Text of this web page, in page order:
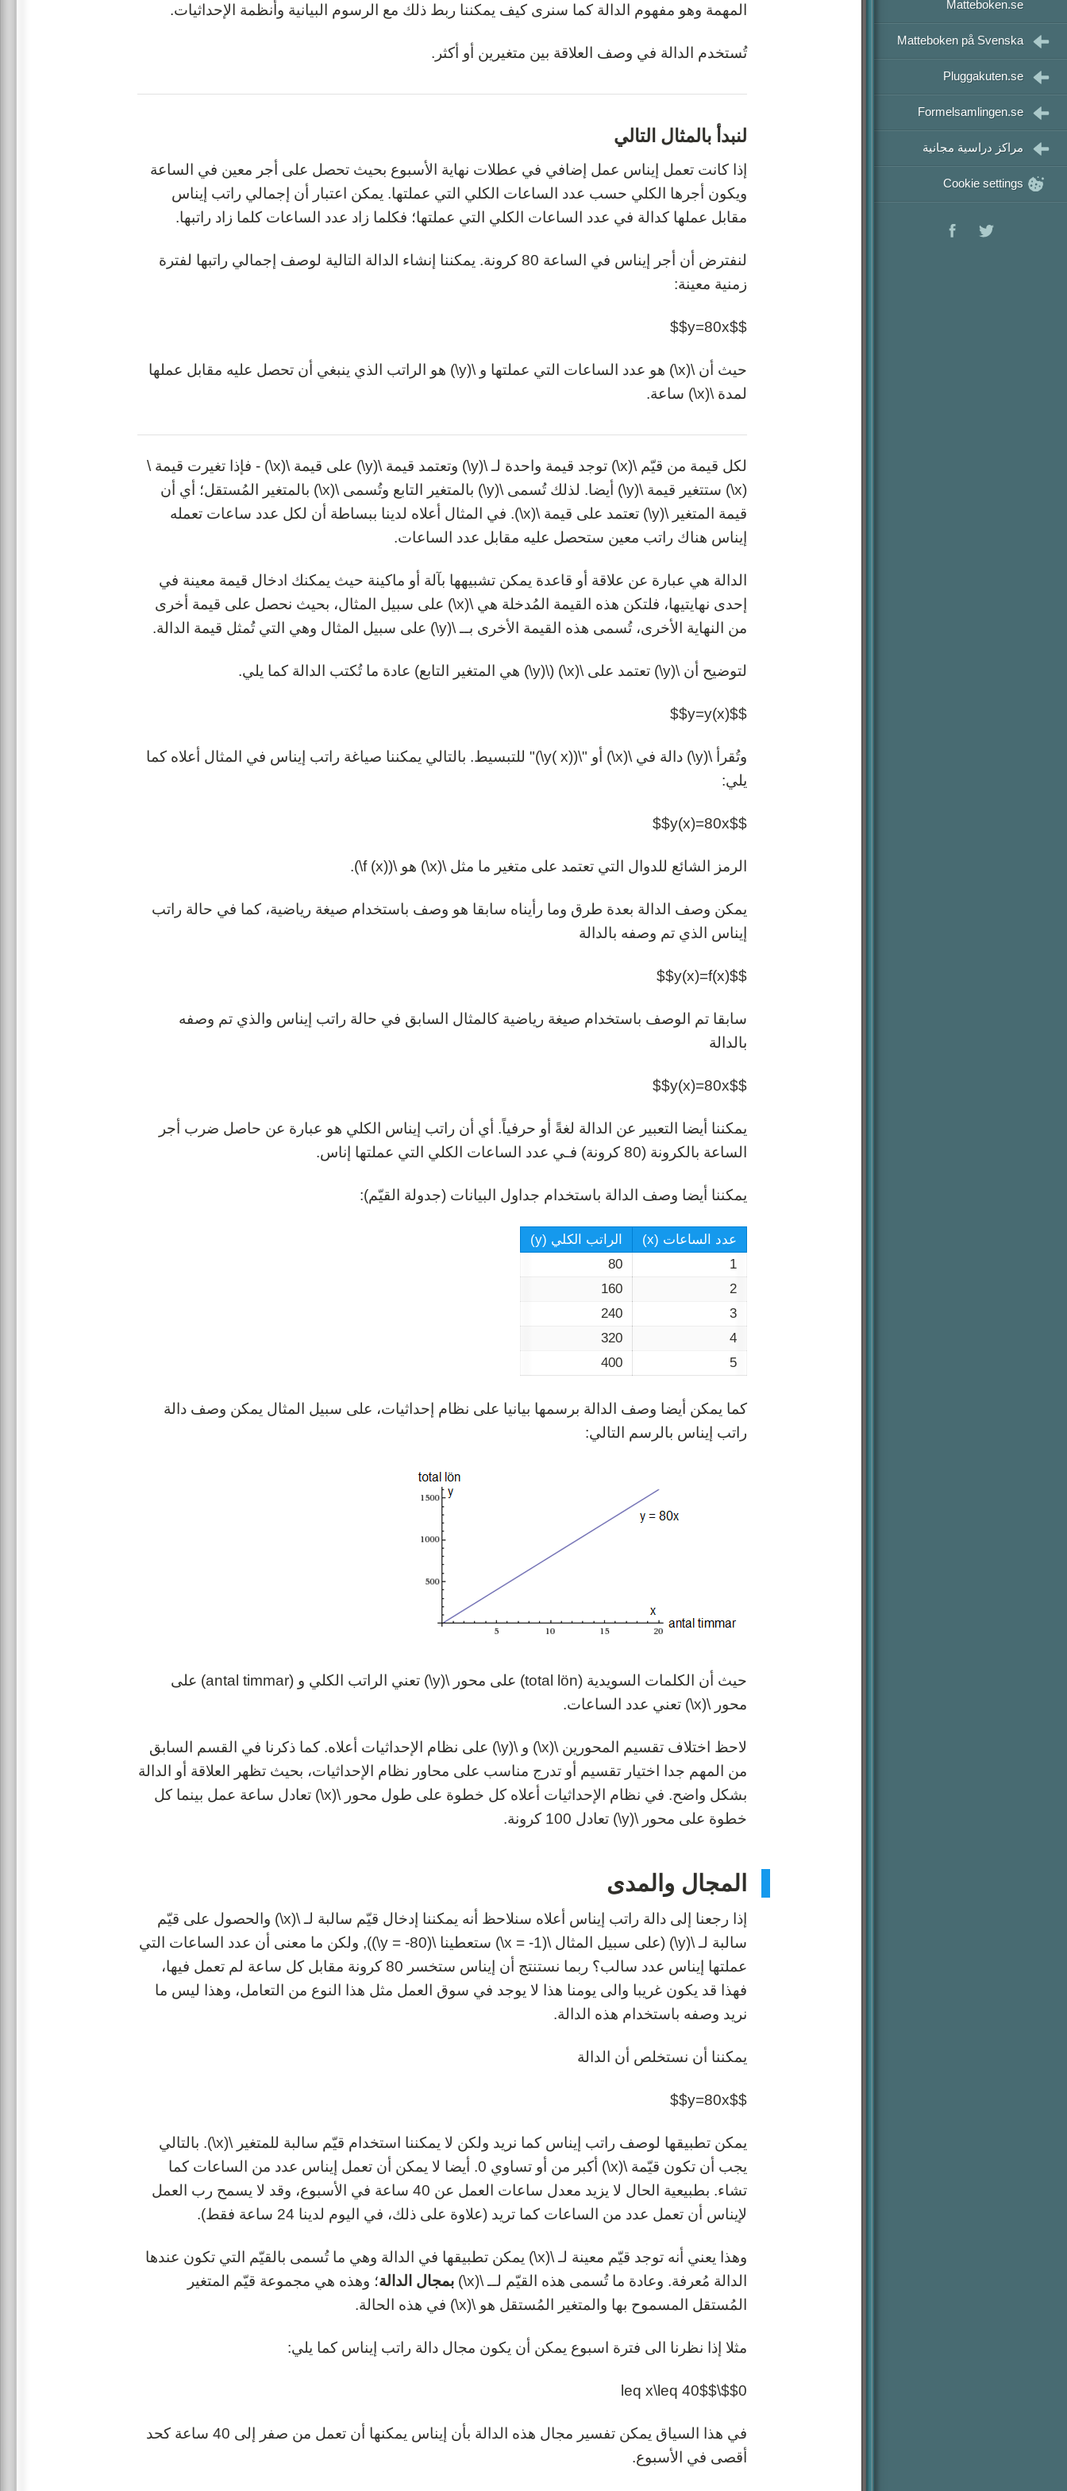
المهمة وهو مفهوم الدالة كما سنرى كيف يمكننا ربط ذلك مع الرسوم البيانية وأنظمة الإحداثيات.
تُستخدم الدالة في وصف العلاقة بين متغيرين أو أكثر.
لنبدأ بالمثال التالي
إذا كانت تعمل إيناس عمل إضافي في عطلات نهاية الأسبوع بحيث تحصل على أجر معين في الساعة
ويكون أجرها الكلي حسب عدد الساعات الكلي التي عملتها. يمكن اعتبار أن إجمالي راتب إيناس
مقابل عملها كدالة في عدد الساعات الكلي التي عملتها؛ فكلما زاد عدد الساعات كلما زاد راتبها.
لنفترض أن أجر إيناس في الساعة 80 كرونة. يمكننا إنشاء الدالة التالية لوصف إجمالي راتبها لفترة
زمنية معينة:
$$y=80x$$
حيث أن \(x\) هو عدد الساعات التي عملتها و \(y\) هو الراتب الذي ينبغي أن تحصل عليه مقابل عملها
لمدة \(x\) ساعة.
لكل قيمة من قيّم \(x\) توجد قيمة واحدة لـ \(y\) وتعتمد قيمة \(y\) على قيمة \(x\) - فإذا تغيرت قيمة \
(x\) ستتغير قيمة \(y\) أيضا. لذلك تُسمى \(y\) بالمتغير التابع وتُسمى \(x\) بالمتغير المُستقل؛ أي أن
قيمة المتغير \(y\) تعتمد على قيمة \(x\). في المثال أعلاه لدينا ببساطة أن لكل عدد ساعات تعمله
إيناس هناك راتب معين ستحصل عليه مقابل عدد الساعات.
الدالة هي عبارة عن علاقة أو قاعدة يمكن تشبيهها بآلة أو ماكينة حيث يمكنك ادخال قيمة معينة في
إحدى نهايتيها، فلتكن هذه القيمة المُدخلة هي \(x\) على سبيل المثال، بحيث نحصل على قيمة أخرى
من النهاية الأخرى، تُسمى هذه القيمة الأخرى بــ \(y\) على سبيل المثال وهي التي تُمثل قيمة الدالة.
لتوضيح أن \(y\) تعتمد على \(x\) (\(y\) هي المتغير التابع) عادة ما تُكتب الدالة كما يلي.
$$y=y(x)$$
وتُقرأ \(y\) دالة في \(x\) أو "\(y( x)\)" للتبسيط. بالتالي يمكننا صياغة راتب إيناس في المثال أعلاه كما
يلي:
$$y(x)=80x$$
الرمز الشائع للدوال التي تعتمد على متغير ما مثل \(x\) هو \(f (x)\).
يمكن وصف الدالة بعدة طرق وما رأيناه سابقا هو وصف باستخدام صيغة رياضية، كما في حالة راتب
إيناس الذي تم وصفه بالدالة
$$y(x)=f(x)$$
سابقا تم الوصف باستخدام صيغة رياضية كالمثال السابق في حالة راتب إيناس والذي تم وصفه
بالدالة
$$y(x)=80x$$
يمكننا أيضا التعبير عن الدالة لغةً أو حرفياً. أي أن راتب إيناس الكلي هو عبارة عن حاصل ضرب أجر
الساعة بالكرونة (80 كرونة) فـي عدد الساعات الكلي التي عملتها إناس.
يمكننا أيضا وصف الدالة باستخدام جداول البيانات (جدولة القيّم):
عدد الساعات (x)
الراتب الكلي (y)
1
80
2
160
3
240
4
320
5
400
كما يمكن أيضا وصف الدالة برسمها بيانيا على نظام إحداثيات، على سبيل المثال يمكن وصف دالة
راتب إيناس بالرسم التالي:
حيث أن الكلمات السويدية (total lön) على محور \(y\) تعني الراتب الكلي و (antal timmar) على
محور \(x\) تعني عدد الساعات.
لاحظ اختلاف تقسيم المحورين \(x\) و \(y\) على نظام الإحداثيات أعلاه. كما ذكرنا في القسم السابق
من المهم جدا اختيار تقسيم أو تدرج مناسب على محاور نظام الإحداثيات، بحيث تظهر العلاقة أو الدالة
بشكل واضح. في نظام الإحداثيات أعلاه كل خطوة على طول محور \(x\) تعادل ساعة عمل بينما كل
خطوة على محور \(y\) تعادل 100 كرونة.
المجال والمدى
إذا رجعنا إلى دالة راتب إيناس أعلاه سنلاحظ أنه يمكننا إدخال قيّم سالبة لـ \(x\) والحصول على قيّم
سالبة لـ \(y\) (على سبيل المثال \(x = -1\) ستعطينا \(y = -80\)), ولكن ما معنى أن عدد الساعات التي
عملتها إيناس عدد سالب؟ ربما نستنتج أن إيناس ستخسر 80 كرونة مقابل كل ساعة لم تعمل فيها،
فهذا قد يكون غريبا والى يومنا هذا لا يوجد في سوق العمل مثل هذا النوع من التعامل، وهذا ليس ما
نريد وصفه باستخدام هذه الدالة.
يمكننا أن نستخلص أن الدالة
$$y=80x$$
يمكن تطبيقها لوصف راتب إيناس كما نريد ولكن لا يمكننا استخدام قيّم سالبة للمتغير \(x\). بالتالي
يجب أن تكون قيّمة \(x\) أكبر من أو تساوي 0. أيضا لا يمكن أن تعمل إيناس عدد من الساعات كما
تشاء. بطبيعية الحال لا يزيد معدل ساعات العمل عن 40 ساعة في الأسبوع، وقد لا يسمح رب العمل
لإيناس أن تعمل عدد من الساعات كما تريد (علاوة على ذلك، في اليوم لدينا 24 ساعة فقط).
وهذا يعني أنه توجد قيّم معينة لـ \(x\) يمكن تطبيقها في الدالة وهي ما تُسمى بالقيّم التي تكون عندها
الدالة مُعرفة. وعادة ما تُسمى هذه القيّم لــ \(x\)
بمجال الدالة؛ وهذه هي مجموعة قيّم المتغير
المُستقل المسموح بها والمتغير المُستقل هو \(x\) في هذه الحالة.
مثلا إذا نظرنا الى فترة اسبوع يمكن أن يكون مجال دالة راتب إيناس كما يلي:
$$0\leq x\leq 40$$
في هذا السياق يمكن تفسير مجال هذه الدالة بأن إيناس يمكنها أن تعمل من صفر إلى 40 ساعة كحد
أقصى في الأسبوع.
Matteboken.se
Matteboken på Svenska
Pluggakuten.se
Formelsamlingen.se
مراكز دراسية مجانية
Cookie settings